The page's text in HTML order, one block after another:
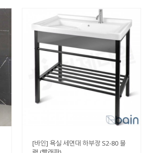
[바인] 욕실 세면대 하부장 S2-80 블